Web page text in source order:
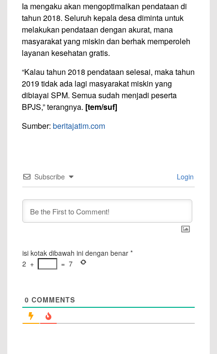
Ia mengaku akan mengoptimalkan pendataan di
tahun 2018. Seluruh kepala desa diminta untuk
melakukan pendataan dengan akurat, mana
masyarakat yang miskin dan berhak memperoleh
layanan kesehatan gratis.
“Kalau tahun 2018 pendataan selesai, maka tahun
2019 tidak ada lagi masyarakat miskin yang
dibiayai SPM. Semua sudah menjadi peserta
BPJS,” terangnya. [tem/suf]
Sumber: beritajatim.com
Subscribe Login
isi kotak dibawah ini dengan benar *
2 + = 7
0 COMMENTS